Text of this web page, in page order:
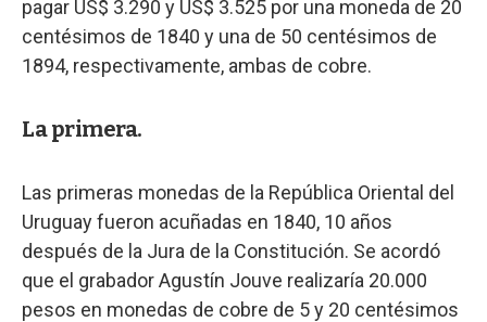
pagar US$ 3.290 y US$ 3.525 por una moneda de 20
centésimos de 1840 y una de 50 centésimos de
1894, respectivamente, ambas de cobre.
La primera.
Las primeras monedas de la República Oriental del
Uruguay fueron acuñadas en 1840, 10 años
después de la Jura de la Constitución. Se acordó
que el grabador Agustín Jouve realizaría 20.000
pesos en monedas de cobre de 5 y 20 centésimos